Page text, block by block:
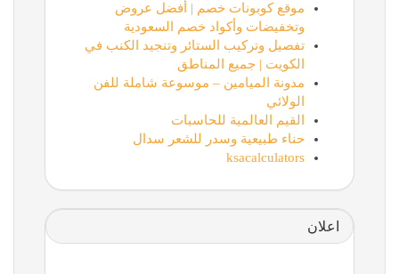
موقع كوبونات خصم | أفضل عروض
وتخفيضات وأكواد خصم السعودية
تفصيل وتركيب الستائر وتنجيد الكنب في
الكويت | جميع المناطق
مدونة الميامين – موسوعة شاملة للفن
الولائي
القيم العالمية للحاسبات
حناء طبيعية وسدر للشعر سدال
ksacalculators
اعلان